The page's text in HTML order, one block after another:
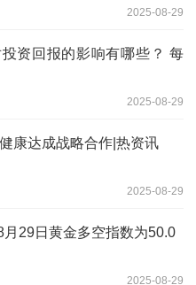
2025-08-29
资回报的影响有哪些？ 每
2025-08-29
康达成战略合作|热资讯
2025-08-29
月29日黄金多空指数为50.0
2025-08-29